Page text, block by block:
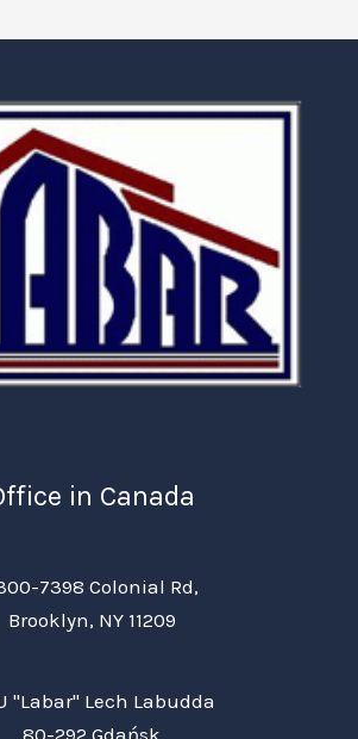
in Canada
7398 Colonial Rd,
Brooklyn, NY 11209
"Labar" Lech Labudda
80-292 Gdańsk